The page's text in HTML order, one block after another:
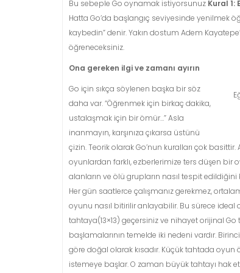
Bu sebeple Go oynamak istiyorsunuz Kural 1:
Hatta Go’da başlangıç seviyesinde yenilmek
kaybedin” denir. Yakın dostum Adem
öğreneceksiniz.
Ona gereken ilgi ve zamanı ayırın
Go için sıkça söylenen başka bir söz
daha var. “Öğrenmek için birkaç dakika,
ustalaşmak için bir ömür…” Asla
inanmayın, karşınıza çıkarsa üstünü
çizin. Teorik olarak Go’nun kuralları çok
oyunlardan farklı, ezberlerimize ters düşen bir
alanların ve ölü grupların nasıl tespit
Her gün saatlerce çalışmanız gerekmez,
oyunu nasıl bitirilir anlayabilir. Bu sürece
tahtaya(13×13) geçersiniz ve nihayet orijinal Go
başlamalarının temelde iki nedeni vardır.
göre doğal olarak kısadır. Küçük tahtada oyun
istemeye başlar. O zaman büyük tahtayı hak